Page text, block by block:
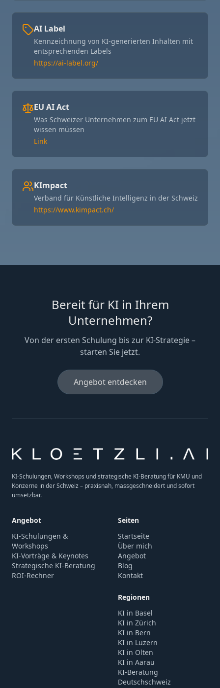
AI Label
Kennzeichnung von KI-generierten Inhalten mit
entsprechenden Labels
https://ai-label.org/
EU AI Act
Was Schweizer Unternehmen zum EU AI Act jetzt
wissen müssen
Link
KImpact
Verband für Künstliche Intelligenz in der Schweiz
https://www.kimpact.ch/
Bereit für KI in Ihrem
Unternehmen?
Von der ersten Schulung bis zur KI-Strategie –
starten Sie jetzt.
Angebot entdecken
KI-Schulungen, Workshops und strategische KI-Beratung für KMU und
Konzerne in der Schweiz – praxisnah, massgeschneidert und sofort
umsetzbar.
Angebot
KI-Schulungen &
Workshops
KI-Vorträge & Keynotes
Strategische KI-Beratung
ROI-Rechner
Seiten
Startseite
Über mich
Angebot
Blog
Kontakt
Regionen
KI in Basel
KI in Zürich
KI in Bern
KI in Luzern
KI in Olten
KI in Aarau
KI-Beratung
Deutschschweiz